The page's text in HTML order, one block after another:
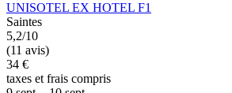
UNISOTEL EX HOTEL F1
Saintes
5,2/10
(11 avis)
34 €
taxes et frais compris